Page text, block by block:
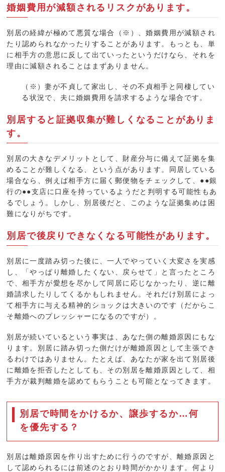
婚姻費用が減額されるリスクがあります。
別居の経緯が極めて悪質な場合（※）、婚姻費用が減額され
たり認められなかったりすることがあります。もっとも、単
に相手方の意思に反して出ていったというだけなら、それを
理由に減額されることはまずありません。
（※）妻が不貞して家出し、その不貞相手と同棲してい
る状況で、夫に婚姻費用を請求するような場合です。
別居すると証拠収集が難しくなることがありま
す。
別居の大きなデメリットとして、財産分与に備えて証拠を集
めることが難しくなる、という点があります。同居している
場合なら、例えば相手方に届く郵便物をチェックして、●●銀
行の●●支店に口座を持っているようだと判明する可能性もあ
るでしょう。しかし、別居後だと、このような証拠集めは困
難になりがちです。
別居で後戻りできなくなる可能性があります。
別居に一度踏み切った後に、一人でやっていく大変さを実感
し、「やっぱり離婚したくない、戻らせて」と言ったところ
で、相手方が愛想を尽かして同居に応じなかったり、逆に離
婚請求したりしてくるかもしれません。それだけ別居によっ
て相手方に与える精神的ショックは大きいのです（だからこ
そ離婚へのプレッシャーになるのですが）。
別居が続いているという事実は、あなた側の離婚原因にもな
ります。別居に踏み切った側だけが離婚原因として主張でき
るわけではありません。たとえば、あなたが家を出て別居後
に離婚を拒否したとしても、その別居を離婚原因として、相
手方が裁判離婚を認めてもらうことも可能となってきます。
別居で時間をかけるか、譲歩するか…何
を優先する？
別居は離婚原因を作り出すために行うのですが、離婚原因と
して認められるには前述のとおり時間がかかります。何より